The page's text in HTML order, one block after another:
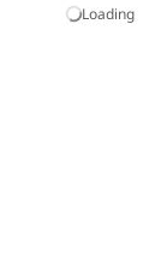
Loading